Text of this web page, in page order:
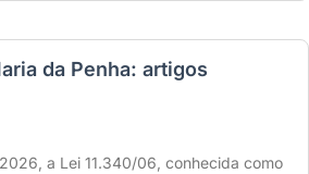
da Penha: artigos
a Lei 11.340/06, conhecida como